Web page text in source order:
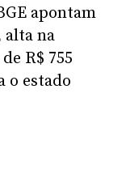
apontam
alta na
R$ 755
o estado